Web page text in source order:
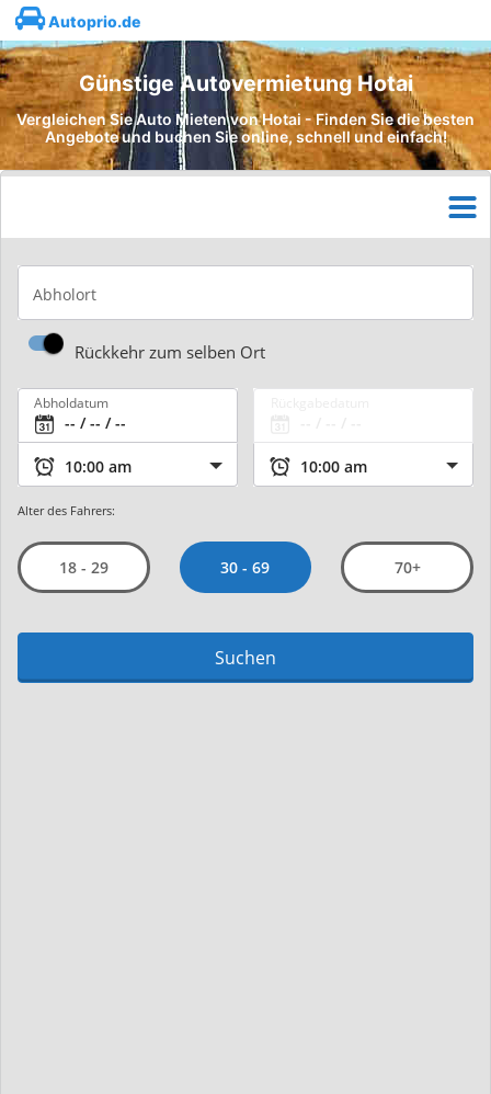
Autoprio.de
Günstige Autovermietung Hotai
Vergleichen Sie Auto Mieten von Hotai - Finden Sie die besten
Angebote und buchen Sie online, schnell und einfach!
Abholort
Rückkehr zum selben Ort
Abholdatum
Alter des Fahrers:
18 - 29 30 - 69 70+
Suchen